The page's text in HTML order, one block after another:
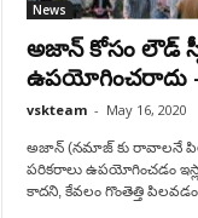
News
అజాన్ కోసం లౌడ్
ఉపయోగించరాదు
vskteam - May 16, 2020
అజాన్ (నమాజ్ కు రావాలనే
పరికరాలు ఉపయోగించడం
కాదని, కేవలం గొంతెత్తి